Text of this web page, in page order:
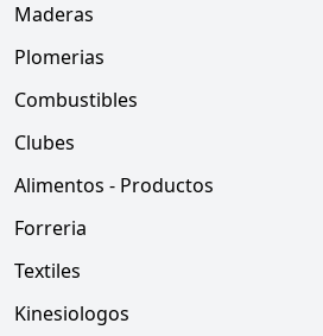
Maderas
Plomerias
Combustibles
Clubes
Alimentos - Productos
Forreria
Textiles
Kinesiologos